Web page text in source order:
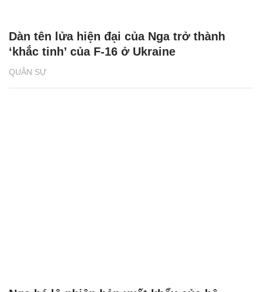
QUÂN SỰ
Dàn tên lửa hiện đại của Nga trở thành
‘khắc tinh’ của F-16 ở Ukraine